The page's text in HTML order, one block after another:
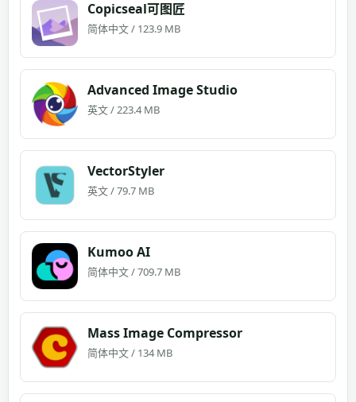
Copicseal可图匠
简体中文 / 123.9 MB
Advanced Image Studio
英文 / 223.4 MB
VectorStyler
英文 / 79.7 MB
Kumoo AI
简体中文 / 709.7 MB
Mass Image Compressor
简体中文 / 134 MB